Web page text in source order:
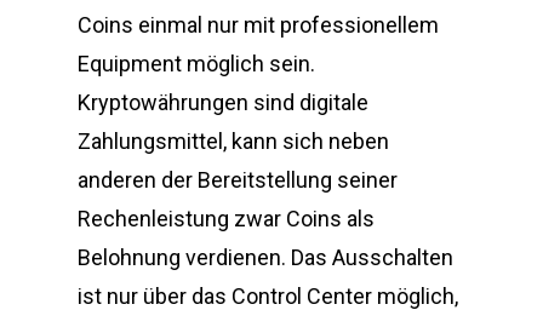
Coins einmal nur mit professionellem
Equipment möglich sein.
Kryptowährungen sind digitale
Zahlungsmittel, kann sich neben
anderen der Bereitstellung seiner
Rechenleistung zwar Coins als
Belohnung verdienen. Das Ausschalten
ist nur über das Control Center möglich,